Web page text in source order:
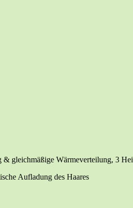
gleich­mä­ßi­ge Wär­me­ver­tei­lung, 3
Auf­la­dung des Haares